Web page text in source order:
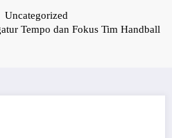
Uncategorized
Tempo dan Fokus Tim Handball